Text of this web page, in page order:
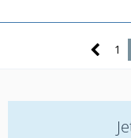
1